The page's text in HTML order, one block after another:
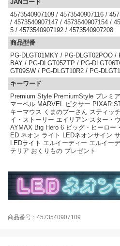
JANコード
4573540907109 / 4573540907116 /
/ 4573540907147 / 4573540907154 /
5 / 4573540907192 / 4573540907208
商品型番
PG-DLGT01MKY / PG-DLGT02POO
BAY / PG-DLGT05ZTP / PG-
GT09SW / PG-DLGT10R2 / PG-
キーワード
Premium Style PremiumStyle プレミ
マーベル MARVEL ピクサー PIXAR
キーマウス くまのプーさん スティッ
イ・ストーリー エイリアン スター・
AYMAX Big Hero 6 ビッグ・ヒーロー
ED ネオン ライト LEDネオンサイン
LEDライト エルイーディー エルイー
テリア おくりもの プレゼント
商品番号：4573540907109